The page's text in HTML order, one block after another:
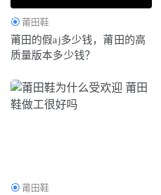
莆田鞋
莆田的假aj多少钱，莆田的高
质量版本多少钱？
莆田鞋